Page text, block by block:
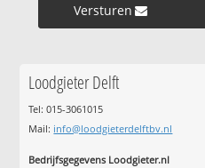
Versturen »
Loodgieter Delft
Tel: 015-3061015
Mail: info@loodgieterdelftbv.nl
Bedrijfsgegevens Loodgieter.nl